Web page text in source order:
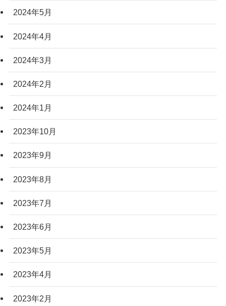
2024年5月
2024年4月
2024年3月
2024年2月
2024年1月
2023年10月
2023年9月
2023年8月
2023年7月
2023年6月
2023年5月
2023年4月
2023年2月